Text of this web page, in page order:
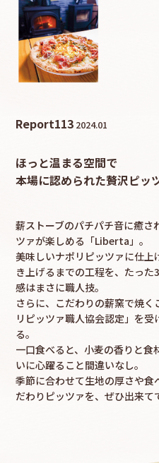
Report113 2024.01
ほっと温まる空間で
本場に認められた贅沢ピッ
薪ストーブのパチパチ音に癒さ
ツァが楽しめる「Liberta」。
美味しいナポリピッツァに仕
き上げるまでの工程を、たっ
感はまさに職人技。
さらに、こだわりの薪窯で焼
リピッツァ職人協会認定」を
る。
一口食べると、小麦の香りと
いに心躍ること間違いなし。
季節に合わせて生地の厚さや食
だわりピッツァを、ぜひ出来て